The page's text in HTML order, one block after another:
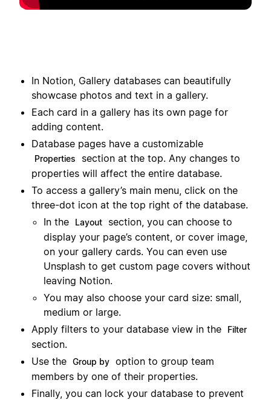
In Notion, Gallery databases can beautifully
showcase photos and text in a gallery.
Each card in a gallery has its own page for
adding content.
Database pages have a customizable
Properties
section at the top. Any changes to
properties will affect the entire database.
To access a gallery’s main menu, click on the
three-dot icon at the top right of the database.
In the
Layout
section, you can choose to
display your page’s content, or cover image,
on your gallery cards. You can even use
Unsplash to get custom page covers without
leaving Notion.
You may also choose your card size: small,
medium or large.
Apply filters to your database view in the
Filter
section.
Use the Group by option to group team
members by one of their properties.
Finally, you can lock your database to prevent